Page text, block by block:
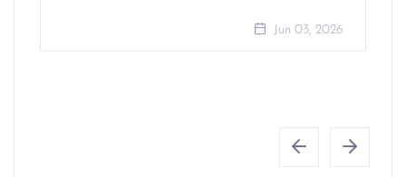
Jun 03, 2026